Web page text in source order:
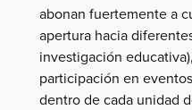
abonan fuertemente a
apertura hacia
investigación
participación en
dentro de cada unidad